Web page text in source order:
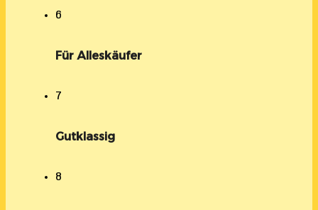
6
Für Alleskäufer
7
Gutklassig
8